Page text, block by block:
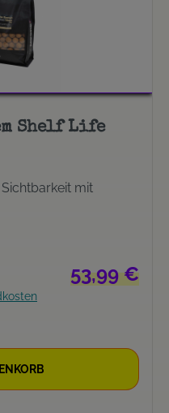
Shelf Life
mit
Regulärer
53,99 €